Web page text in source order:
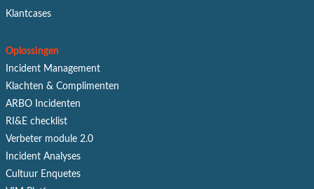
Klantcases
Oplossingen
Incident Management
Klachten & Complimenten
ARBO Incidenten
RI&E checklist
Verbeter module 2.0
Incident Analyses
Cultuur Enquetes